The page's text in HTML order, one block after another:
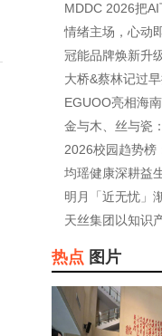
MDDC 2026把
验将无处不
情绪主场，心动
业星
冠能品牌焕新升
周
大桥&蔡林记过
香，
EGUOO亮相海
来，共商
金与木、丝与瓷
2026校园趋势榜
生的消费
均瑶健康深耕益
务协
明月「近无忧」
定
天丝集团以知识
热点 图片